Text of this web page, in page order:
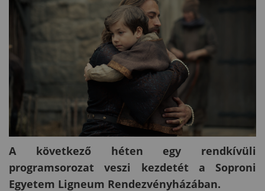
A következő héten egy rendkívüli
programsorozat veszi kezdetét a Soproni
Egyetem Ligneum Rendezvényházában.